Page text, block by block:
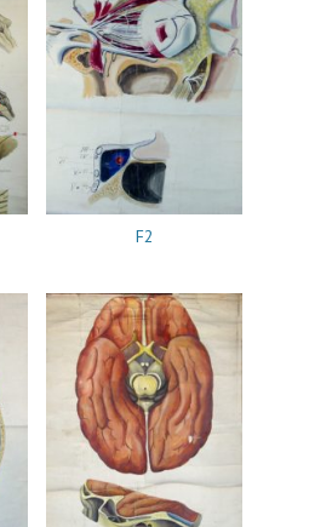
F2